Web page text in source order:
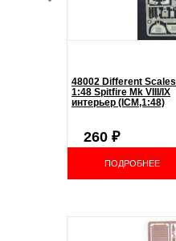
48002 Different Scales
1:48 Spitfire Mk VIII/IX
интерьер (ICM,1:48)
260 ₽
ПОДРОБНЕЕ